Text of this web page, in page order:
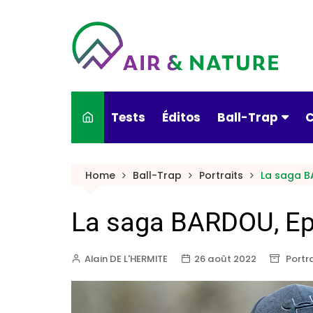
Tests Éditos Ball-Trap
Armes &
Conseils pratiques
Portraits
Home Ball-Trap Portraits La saga
La saga BARDOU,
Alain DE L'HERMITE 26 août 2022